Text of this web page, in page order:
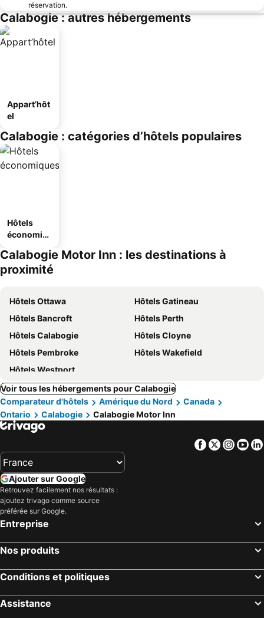
réservation.
Calabogie : autres hébergements
Appart’hôt
el
Calabogie : catégories d’hôtels populaires
Hôtels
économiq
Calabogie Motor Inn : les destinations à
proximité
Hôtels Ottawa
Hôtels Gatineau
Hôtels Bancroft
Hôtels Perth
Hôtels Calabogie
Hôtels Cloyne
Hôtels Pembroke
Hôtels Wakefield
Hôtels Westport
Voir tous les hébergements pour Calabogie
Comparateur d'hôtels
Amérique du Nord
Canada
Ontario
Calabogie Calabogie Motor Inn
Facebook
Twitter
Ajouter sur Google
Retrouvez facilement nos résultats :
ajoutez trivago comme source
préférée sur Google.
Entreprise
Nos produits
Conditions et politiques
Assistance